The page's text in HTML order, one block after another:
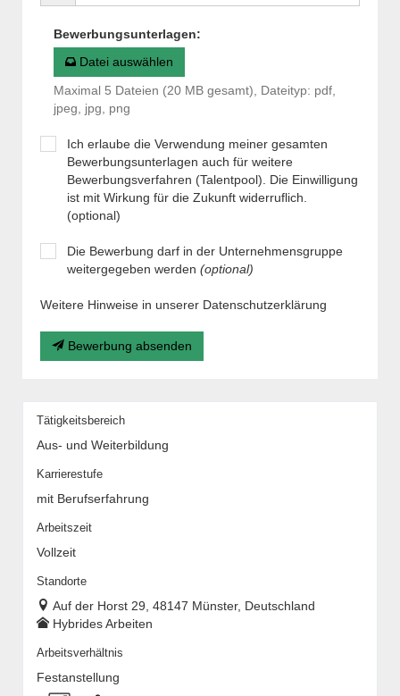
Bewerbungsunterlagen:
Datei auswählen
Maximal 5 Dateien (20 MB gesamt), Dateityp: pdf,
jpeg, jpg, png
Ich erlaube die Verwendung meiner gesamten
Bewerbungsunterlagen auch für weitere
Bewerbungsverfahren (Talentpool). Die Einwilligung
ist mit Wirkung für die Zukunft widerruflich.
(optional)
Die Bewerbung darf in der Unternehmensgruppe
weitergegeben werden (optional)
Weitere Hinweise in unserer Datenschutzerklärung
Bewerbung absenden
Tätigkeitsbereich
Aus- und Weiterbildung
Karrierestufe
mit Berufserfahrung
Arbeitszeit
Vollzeit
Standorte
Auf der Horst 29, 48147 Münster, Deutschland
Hybrides Arbeiten
Arbeitsverhältnis
Festanstellung